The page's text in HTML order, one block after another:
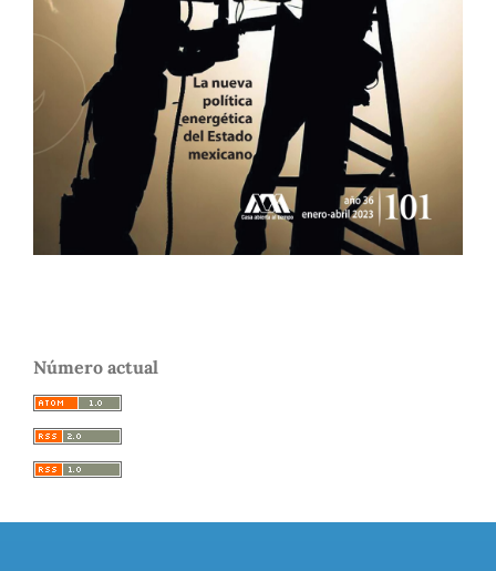
Número actual